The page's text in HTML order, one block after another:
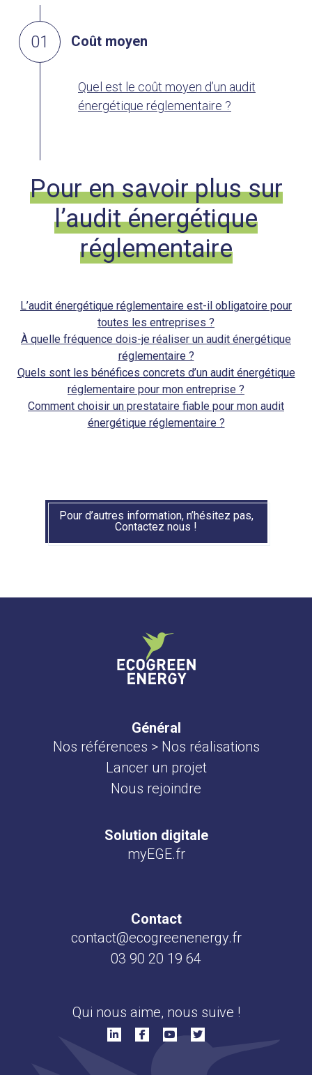
01 Coût moyen
Quel est le coût moyen d’un audit
énergétique réglementaire ?
Pour en savoir plus sur
l’audit énergétique
réglementaire
L’audit énergétique réglementaire est-il obligatoire pour
toutes les entreprises ?
À quelle fréquence dois-je réaliser un audit énergétique
réglementaire ?
Quels sont les bénéfices concrets d’un audit énergétique
réglementaire pour mon entreprise ?
Comment choisir un prestataire fiable pour mon audit
énergétique réglementaire ?
Pour d’autres information, n’hésitez pas,
Contactez nous !
Général
Nos références > Nos réalisations
Lancer un projet
Nous rejoindre
Solution digitale
myEGE.fr
Contact
contact@ecogreenenergy.fr
03 90 20 19 64
Qui nous aime, nous suive !